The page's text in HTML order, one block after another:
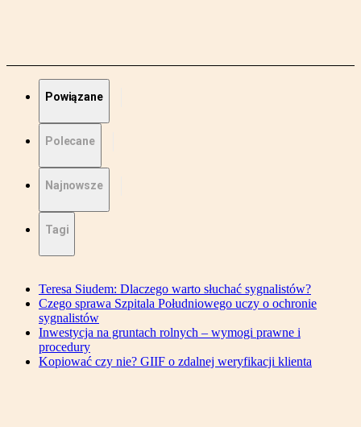
Powiązane
Polecane
Najnowsze
Tagi
Teresa Siudem: Dlaczego warto słuchać sygnalistów?
Czego sprawa Szpitala Południowego uczy o ochronie
sygnalistów
Inwestycja na gruntach rolnych – wymogi prawne i
procedury
Kopiować czy nie? GIIF o zdalnej weryfikacji klienta